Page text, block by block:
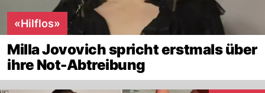
«Hilflos»
Milla Jovovich spricht erstmals über
ihre Not-Abtreibung